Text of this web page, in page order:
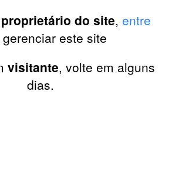
proprietário do site, entre
este site
visitante, volte em alguns
dias.